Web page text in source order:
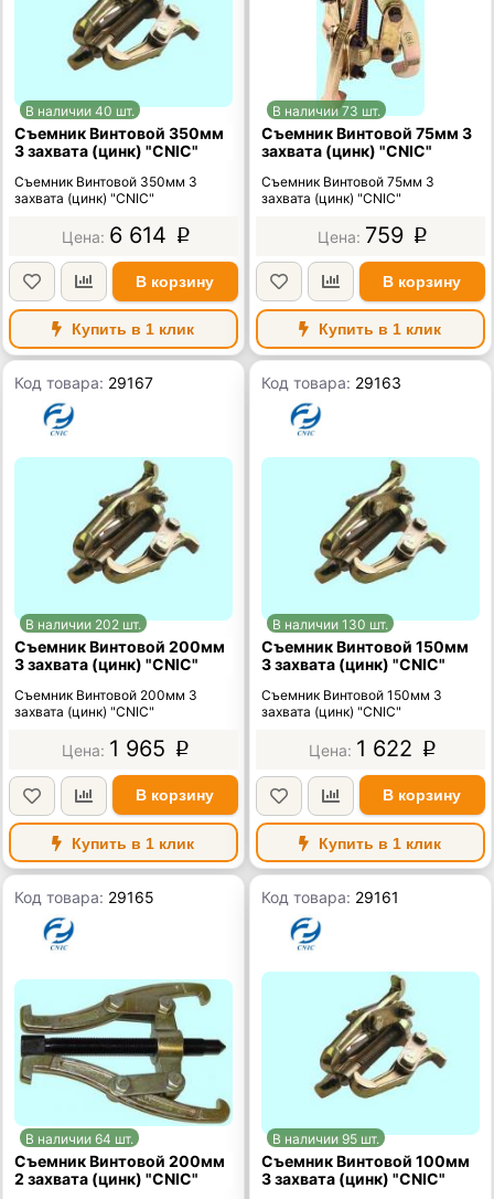
В наличии 40 шт.
Съемник Винтовой 350мм
3 захвата (цинк) "CNIC"
Съемник Винтовой 350мм 3
захвата (цинк) "CNIC"
6 614 p
В корзину
Купить в 1 клик
В наличии 73 шт.
Съемник Винтовой 75мм 3
захвата (цинк) "CNIC"
Съемник Винтовой 75мм 3
захвата (цинк) "CNIC"
759 p
В корзину
Купить в 1 клик
Код товара: 29167
В наличии 202 шт.
Съемник Винтовой 200мм
3 захвата (цинк) "CNIC"
Съемник Винтовой 200мм 3
захвата (цинк) "CNIC"
1 965 p
В корзину
Купить в 1 клик
Код товара: 29163
В наличии 130 шт.
Съемник Винтовой 150мм
3 захвата (цинк) "CNIC"
Съемник Винтовой 150мм 3
захвата (цинк) "CNIC"
1 622 p
В корзину
Купить в 1 клик
Код товара: 29165
В наличии 64 шт.
Съемник Винтовой 200мм
2 захвата (цинк) "CNIC"
Код товара: 29161
В наличии 95 шт.
Съемник Винтовой 100мм
3 захвата (цинк) "CNIC"